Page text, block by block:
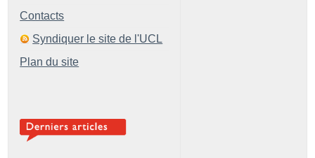
Contacts
Syndiquer le site de l'UCL
Plan du site